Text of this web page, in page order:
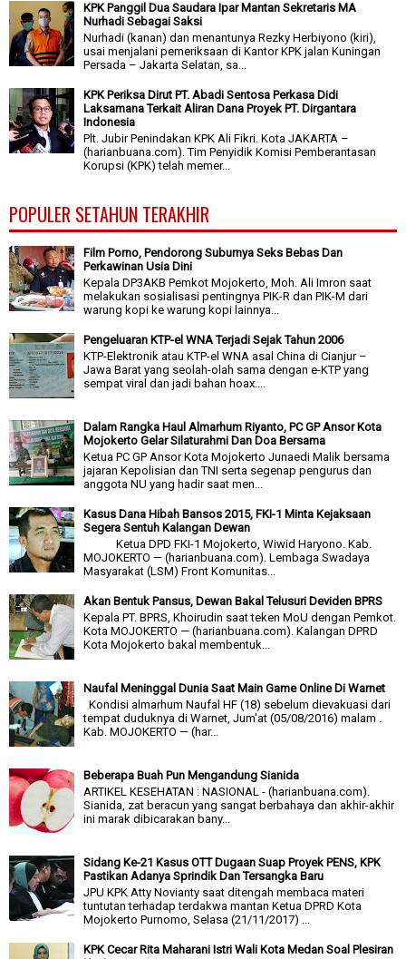
KPK Panggil Dua Saudara Ipar Mantan Sekretaris MA
Nurhadi Sebagai Saksi
Nurhadi (kanan) dan menantunya Rezky Herbiyono (kiri),
usai menjalani pemeriksaan di Kantor KPK jalan Kuningan
Persada – Jakarta Selatan, sa...
KPK Periksa Dirut PT. Abadi Sentosa Perkasa Didi
Laksamana Terkait Aliran Dana Proyek PT. Dirgantara
Indonesia
Plt. Jubir Penindakan KPK Ali Fikri. Kota JAKARTA –
(harianbuana.com). Tim Penyidik Komisi Pemberantasan
Korupsi (KPK) telah memer...
POPULER SETAHUN TERAKHIR
Film Porno, Pendorong Suburnya Seks Bebas Dan
Perkawinan Usia Dini
Kepala DP3AKB Pemkot Mojokerto, Moh. Ali Imron saat
melakukan sosialisasi pentingnya PIK-R dan PIK-M dari
warung kopi ke warung kopi lainnya...
Pengeluaran KTP-el WNA Terjadi Sejak Tahun 2006
KTP-Elektronik atau KTP-el WNA asal China di Cianjur –
Jawa Barat yang seolah-olah sama dengan e-KTP yang
sempat viral dan jadi bahan hoax....
Dalam Rangka Haul Almarhum Riyanto, PC GP Ansor Kota
Mojokerto Gelar Silaturahmi Dan Doa Bersama
Ketua PC GP Ansor Kota Mojokerto Junaedi Malik bersama
jajaran Kepolisian dan TNI serta segenap pengurus dan
anggota NU yang hadir saat men...
Kasus Dana Hibah Bansos 2015, FKI-1 Minta Kejaksaan
Segera Sentuh Kalangan Dewan
Ketua DPD FKI-1 Mojokerto, Wiwid Haryono. Kab.
MOJOKERTO — (harianbuana.com). Lembaga Swadaya
Masyarakat (LSM) Front Komunitas...
Akan Bentuk Pansus, Dewan Bakal Telusuri Deviden BPRS
Kepala PT. BPRS, Khoirudin saat teken MoU dengan Pemkot.
Kota MOJOKERTO — (harianbuana.com). Kalangan DPRD
Kota Mojokerto bakal membentuk...
Naufal Meninggal Dunia Saat Main Game Online Di Warnet
Kondisi almarhum Naufal HF (18) sebelum dievakuasi dari
tempat duduknya di Warnet, Jum'at (05/08/2016) malam .
Kab. MOJOKERTO — (har...
Beberapa Buah Pun Mengandung Sianida
ARTIKEL KESEHATAN : NASIONAL - (harianbuana.com).
Sianida, zat beracun yang sangat berbahaya dan akhir-akhir
ini marak dibicarakan bany...
Sidang Ke-21 Kasus OTT Dugaan Suap Proyek PENS, KPK
Pastikan Adanya Sprindik Dan Tersangka Baru
JPU KPK Atty Novianty saat ditengah membaca materi
tuntutan terhadap terdakwa mantan Ketua DPRD Kota
Mojokerto Purnomo, Selasa (21/11/2017) ...
KPK Cecar Rita Maharani Istri Wali Kota Medan Soal Plesiran